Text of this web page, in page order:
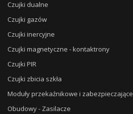
Czujki dualne
Czujki gazów
Czujki inercyjne
Czujki magnetyczne - kontaktrony
Czujki PIR
Czujki zbicia szkła
Moduły przekaźnikowe i zabezpieczające
Obudowy - Zasilacze